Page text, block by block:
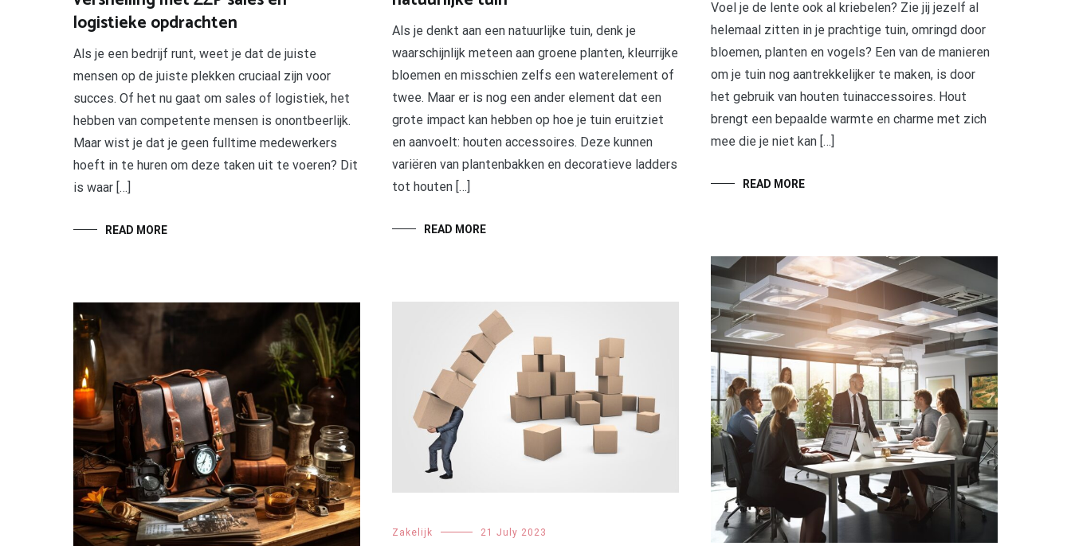
logistieke opdrachten
Als je een bedrijf runt, weet je dat de juiste
mensen op de juiste plekken cruciaal zijn voor
succes. Of het nu gaat om sales of logistiek, het
hebben van competente mensen is onontbeerlijk.
Maar wist je dat je geen fulltime medewerkers
hoeft in te huren om deze taken uit te voeren? Dit
is waar […]
READ MORE
Als je denkt aan een natuurlijke tuin, denk je
waarschijnlijk meteen aan groene planten, kleurrijke
bloemen en misschien zelfs een waterelement of
twee. Maar er is nog een ander element dat een
grote impact kan hebben op hoe je tuin eruitziet
en aanvoelt: houten accessoires. Deze kunnen
variëren van plantenbakken en decoratieve ladders
tot houten […]
READ MORE
Voel je de lente ook al kriebelen? Zie jij jezelf al
helemaal zitten in je prachtige tuin, omringd door
bloemen, planten en vogels? Een van de manieren
om je tuin nog aantrekkelijker te maken, is door
het gebruik van houten tuinaccessoires. Hout
brengt een bepaalde warmte en charme met zich
mee die je niet kan […]
READ MORE
Zakelijk 21 July 2023